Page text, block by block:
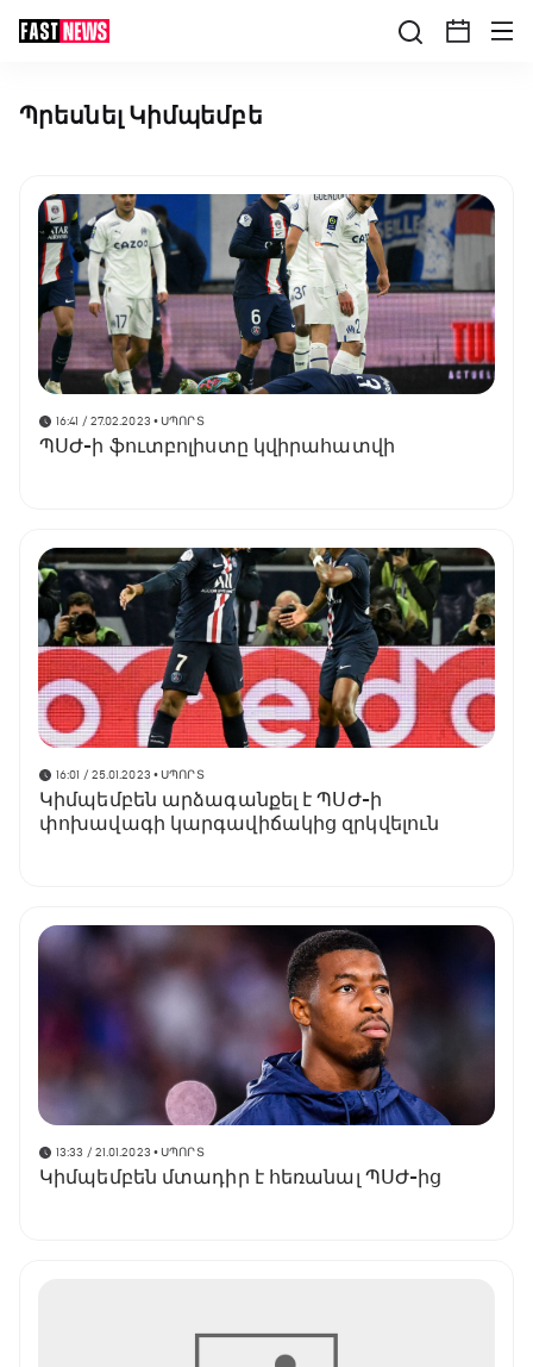
Պրեսնել Կիմպեմբե
16:41 / 27.02.2023 • ՍՊՈՐՏ
ՊՍԺ-ի ֆուտբոլիստը կվիրահատվի
16:01 / 25.01.2023 • ՍՊՈՐՏ
Կիմպեմբեն արձագանքել է ՊՍԺ-ի
փոխավագի կարգավիճակից զրկվելուն
13:33 / 21.01.2023 • ՍՊՈՐՏ
Կիմպեմբեն մտադիր է հեռանալ ՊՍԺ-ից